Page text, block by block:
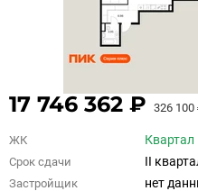
17 746 362 ₽ 326
ЖК
Срок сдачи II
Застройщик нет